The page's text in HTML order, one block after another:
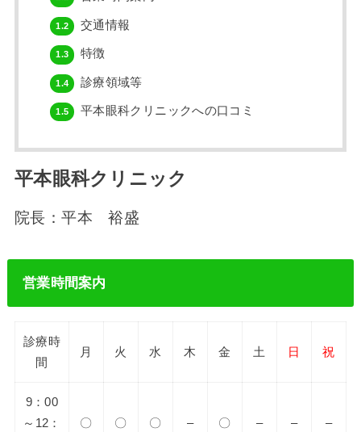
1.2 交通情報
1.3 特徴
1.4 診療領域等
1.5 平本眼科クリニックへの口コミ
平本眼科クリニック
院長：平本 裕盛
営業時間案内
診療時
間
月 火 水 木 金 土 日 祝
9：00
～12：
〇 〇 〇 – 〇 – – –